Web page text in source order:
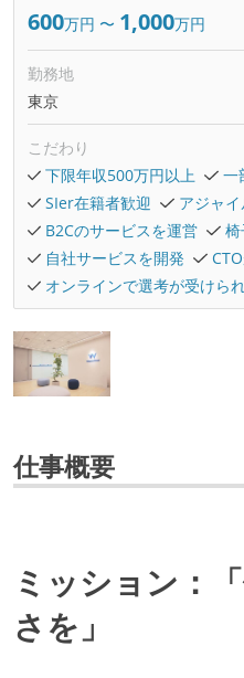
600万円 〜 1,000万円
勤務地
東京
こだわり
下限年収500万円以上
一
SIer在籍者歓迎
アジャ
B2Cのサービスを運営
自社サービスを開発
オンラインで選考が受けら
仕事概要
ミッション：
さを」